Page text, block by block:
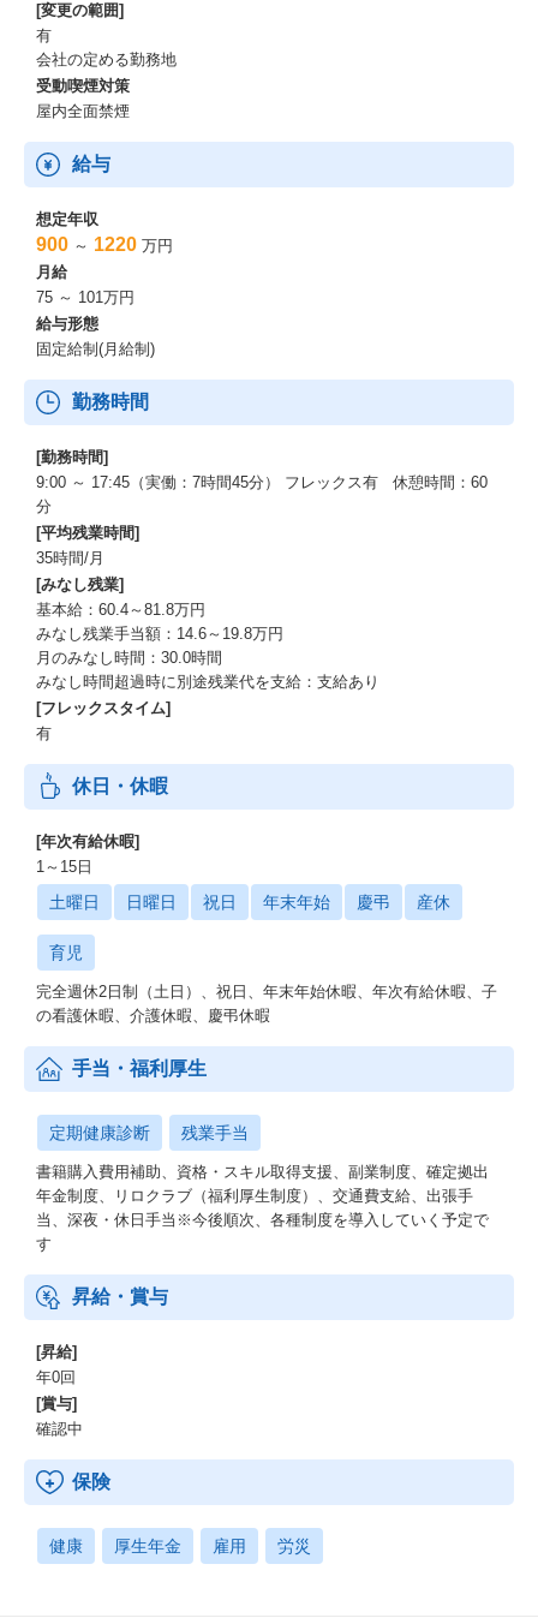
[変更の範囲]
有
会社の定める勤務地
受動喫煙対策
屋内全面禁煙
給与
想定年収
900 ～ 1220 万円
月給
75 ～ 101万円
給与形態
固定給制(月給制)
勤務時間
[勤務時間]
9:00 ～ 17:45（実働：7時間45分） フレックス有 休憩時間：60
分
[平均残業時間]
35時間/月
[みなし残業]
基本給：60.4～81.8万円
みなし残業手当額：14.6～19.8万円
月のみなし時間：30.0時間
みなし時間超過時に別途残業代を支給：支給あり
[フレックスタイム]
有
休日・休暇
[年次有給休暇]
1～15日
土曜日 日曜日 祝日 年末年始 慶弔 産休
育児
完全週休2日制（土日）、祝日、年末年始休暇、年次有給休暇、子
の看護休暇、介護休暇、慶弔休暇
手当・福利厚生
定期健康診断 残業手当
書籍購入費用補助、資格・スキル取得支援、副業制度、確定拠出
年金制度、リロクラブ（福利厚生制度）、交通費支給、出張手
当、深夜・休日手当※今後順次、各種制度を導入していく予定で
す
昇給・賞与
[昇給]
年0回
[賞与]
確認中
保険
健康 厚生年金 雇用 労災